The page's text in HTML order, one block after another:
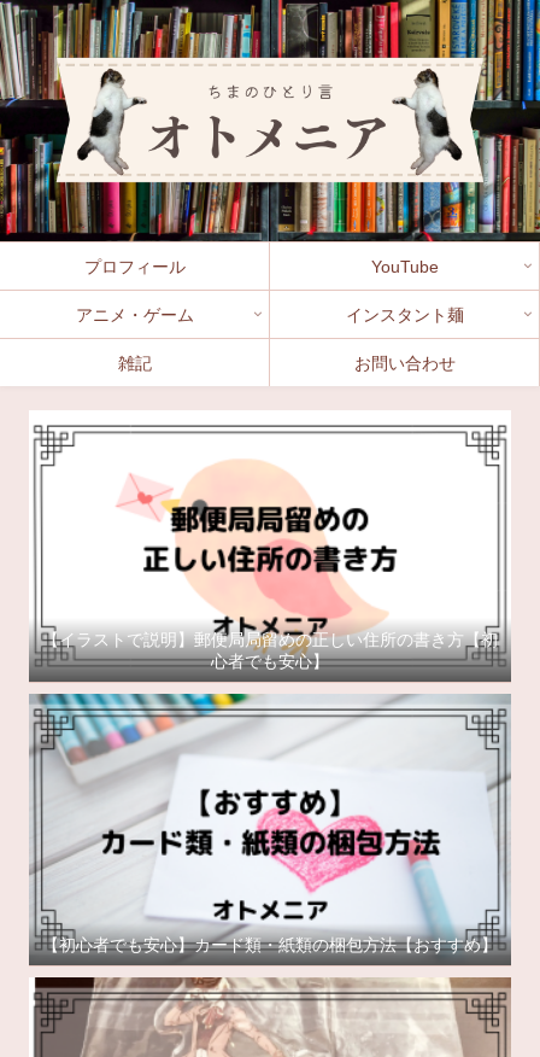
プロフィール YouTube
アニメ・ゲーム インスタント麺
雑記 お問い合わせ
【イラストで説明】郵便局局留めの正しい住所の書き方【初
心者でも安心】
【初心者でも安心】カード類・紙類の梱包方法【おすすめ】